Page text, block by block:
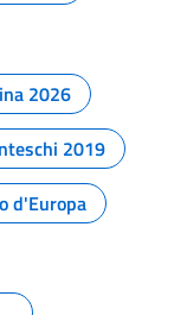
2026
2019
d'Europa